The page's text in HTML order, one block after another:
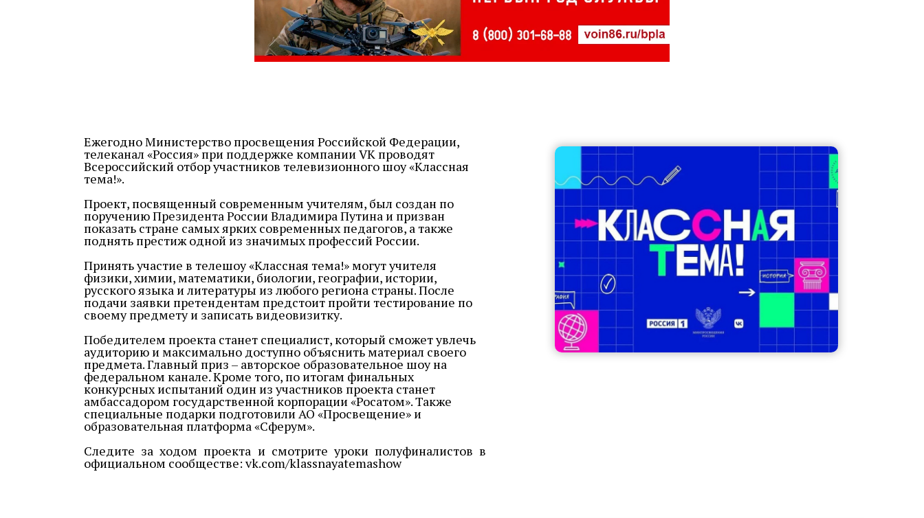
Ежегодно Министерство просвещения Российской Федерации,
телеканал «Россия» при поддержке компании VK проводят
Всероссийский отбор участников телевизионного шоу «Классная
тема!».
Проект, посвященный современным учителям, был создан по
поручению Президента России Владимира Путина и призван
показать стране самых ярких современных педагогов, а также
поднять престиж одной из значимых профессий России.
Принять участие в телешоу «Классная тема!» могут учителя
физики, химии, математики, биологии, географии, истории,
русского языка и литературы из любого региона страны. После
подачи заявки претендентам предстоит пройти тестирование по
своему предмету и записать видеовизитку.
Победителем проекта станет специалист, который сможет увлечь
аудиторию и максимально доступно объяснить материал своего
предмета. Главный приз – авторское образовательное шоу на
федеральном канале. Кроме того, по итогам финальных
конкурсных испытаний один из участников проекта станет
амбассадором государственной корпорации «Росатом». Также
специальные подарки подготовили АО «Просвещение» и
образовательная платформа «Сферум».
Следите за ходом проекта и смотрите уроки полуфиналистов в
официальном сообществе: vk.com/klassnayatemashow